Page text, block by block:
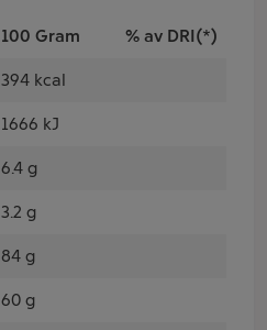
100 Gram % av DRI(*)
394 kcal
1666 kJ
6.4 g
3.2 g
84 g
60 g